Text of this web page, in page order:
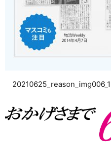
20210625_reason_img006_1